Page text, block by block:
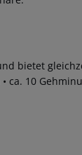
bietet
• ca. 10